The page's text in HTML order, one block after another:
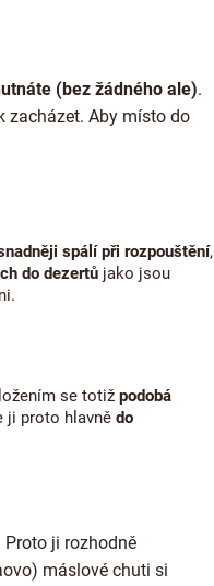
(bez žádného ale).
zacházet. Aby místo do
spálí při rozpouštění,
do dezertů jako jsou
se totiž podobá
ji proto hlavně do
Proto ji rozhodně
máslové chuti si